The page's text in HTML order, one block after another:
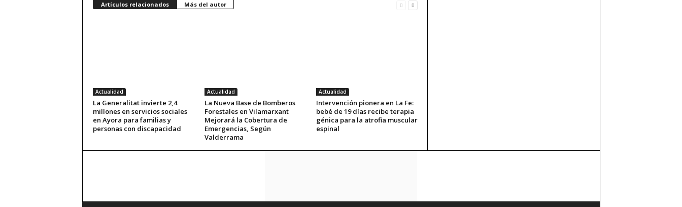
Artículos relacionados Más del autor
Actualidad
La Generalitat invierte 2,4
millones en servicios sociales
en Ayora para familias y
personas con discapacidad
Actualidad
La Nueva Base de Bomberos
Forestales en Vilamarxant
Mejorará la Cobertura de
Emergencias, Según
Valderrama
Actualidad
Intervención pionera en La Fe:
bebé de 19 días recibe terapia
génica para la atrofia muscular
espinal